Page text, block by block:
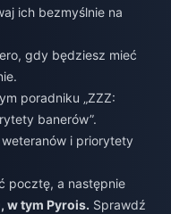
ich bezmyślnie na
gdy będziesz mieć
poradniku „ZZZ:
banerów”.
i priorytety
pocztę, a następnie
w tym Pyrois. Sprawdź